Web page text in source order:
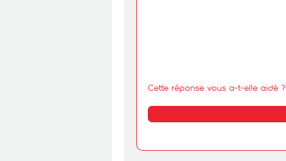
Cette réponse vous a-t-elle aidé ?